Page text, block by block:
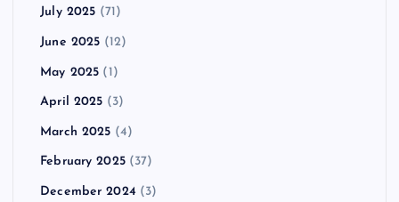
July 2025 (71)
June 2025 (12)
May 2025 (1)
April 2025 (3)
March 2025 (4)
February 2025(37)
December 2024 (3)